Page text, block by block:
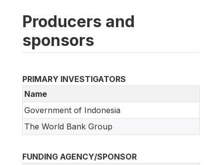
Producers and
sponsors
PRIMARY INVESTIGATORS
Name
Government of Indonesia
The World Bank Group
FUNDING AGENCY/SPONSOR